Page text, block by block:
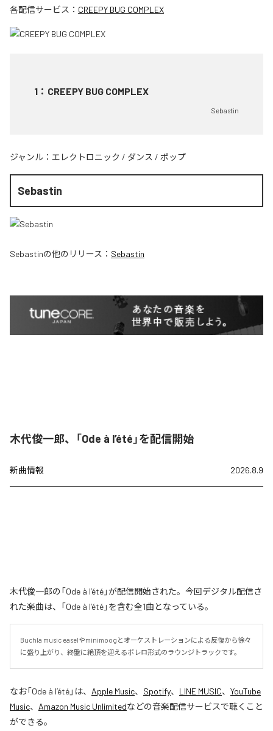
各配信サービス： CREEPY BUG COMPLEX
1 ： CREEPY BUG COMPLEX
Sebastin
ジャンル： エレクトロニック / ダンス / ポップ
Sebastin
Sebastinの他のリリース： Sebastin
木代俊一郎、「Ode à l’été」を配信開始
新曲情報 2026.8.9
木代俊一郎の「Ode à l’été」が配信開始された。今回デジタル配信さ
れた楽曲は、「Ode à l’été」を含む全1曲となっている。
Buchla music easelやminimoogとオーケストレーションによる反復から徐々
に盛り上がり、終盤に絶頂を迎えるボレロ形式のラウンジトラックです。
なお「Ode à l’été」は、 Apple Music、 Spotify、 LINE MUSIC、 YouTube
Music、 Amazon Music Unlimitedなどの音楽配信サービスで聴くこと
ができる。